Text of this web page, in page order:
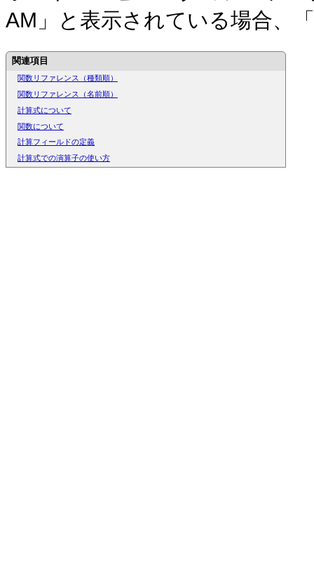
AM」と表示されている場合、「
関連項目
関数リファレンス（種類順）
関数リファレンス（名前順）
計算式について
関数について
計算フィールドの定義
計算式での演算子の使い方